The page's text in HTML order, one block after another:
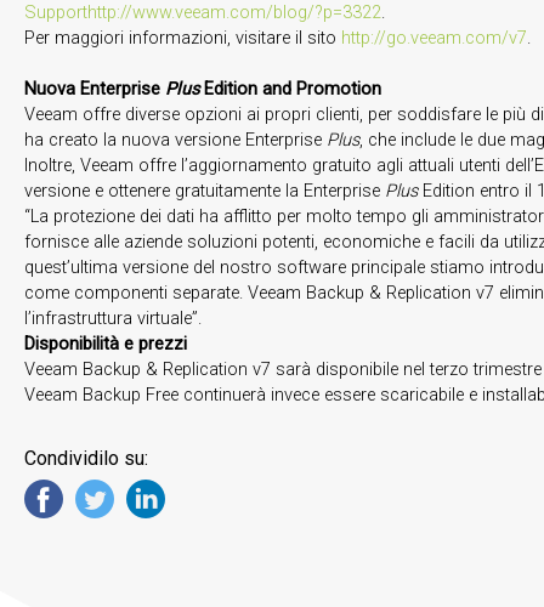
Supporthttp://www.veeam.com/blog/?p=3322.
Per maggiori informazioni, visitare il sito http://go.veeam.com/v7.
Nuova Enterprise PlusEdition and Promotion
Veeam offre diverse opzioni ai propri clienti, per soddisfare le più
ha creato la nuova versione Enterprise Plus, che include le due
Inoltre, Veeam offre l’aggiornamento gratuito agli attuali utenti
versione e ottenere gratuitamente la Enterprise Plus Edition entro il
“La protezione dei dati ha afflitto per molto tempo gli
fornisce alle aziende soluzioni potenti, economiche e facili da
quest’ultima versione del nostro software principale stiamo
come componenti separate. Veeam Backup & Replication v7
l’infrastruttura virtuale”.
Disponibilità e prezzi
Veeam Backup & Replication v7 sarà disponibile nel terzo
Veeam Backup Free continuerà invece essere scaricabile e
Condividilo su: